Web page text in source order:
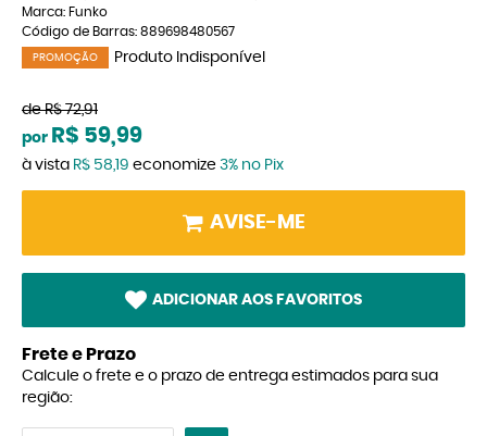
Marca: Funko
Código de Barras: 889698480567
PROMOÇÃO Produto Indisponível
de R$ 72,91
por R$ 59,99
à vista R$ 58,19 economize 3% no Pix
AVISE-ME
ADICIONAR AOS FAVORITOS
Frete e Prazo
Calcule o frete e o prazo de entrega estimados para sua
região: